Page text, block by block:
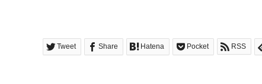
Tweet Share Hatena Pocket RSS